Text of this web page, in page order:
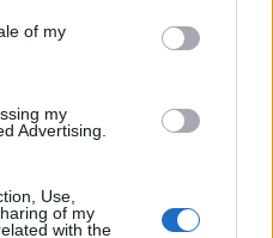
of my
my
Advertising.
Use,
of my
with the
90.1